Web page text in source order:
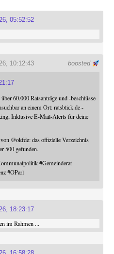
05:52:52
boosted
10:12:43
60.000 Ratsanträge und -beschlüsse
an einem Ort: ratsblick.de -
Inklusive E-Mail-Alerts für deine
@okfde: das offizielle Verzeichnis
500 gefunden.
#Gemeinderat
#OParl
18:23:17
im Rahmen ...